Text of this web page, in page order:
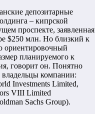
депозитарные
– кипрской
проспекте, заявленная
$250 млн. Но близкий к
ориентировочный
планируемого к
говорит он. Понятно
владельцы компании:
Investments Limited,
VIII Limited
Sachs Group).